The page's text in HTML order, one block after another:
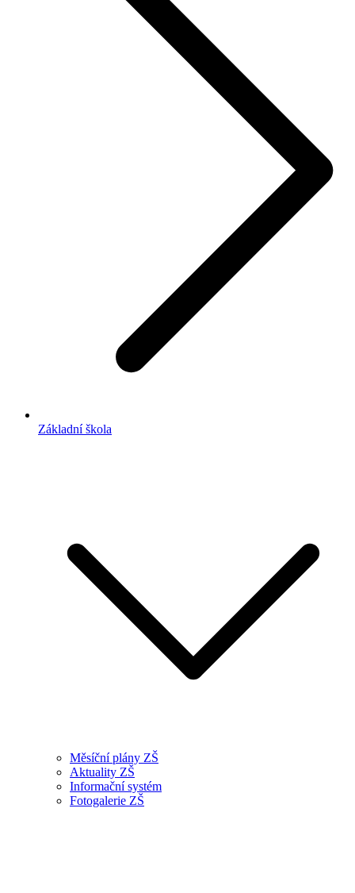
Základní škola
Měsíční plány ZŠ
Aktuality ZŠ
Informační systém
Fotogalerie ZŠ